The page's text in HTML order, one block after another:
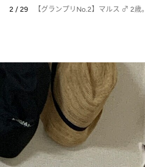
2 / 29 【グランプリNo.2】マルス ♂ 2歳。